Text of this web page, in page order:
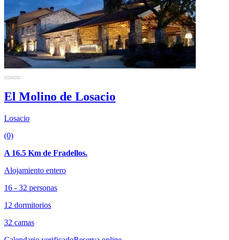
El Molino de Losacio
Losacio
(0)
A 16.5 Km de Fradellos.
Alojamiento entero
16 - 32 personas
12 dormitorios
32 camas